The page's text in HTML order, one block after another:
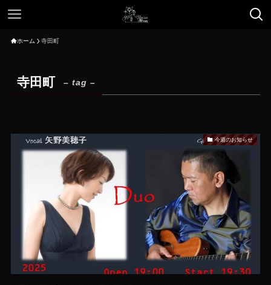
ホーム 寺田町
寺田町 – tag –
今週のお知らせ